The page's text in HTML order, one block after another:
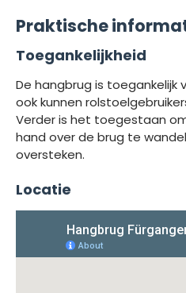
Praktische
Toegankelijkheid
De hangbrug is toegankelijk
ook kunnen
Verder is het toegestaan
hand over de brug te
oversteken.
Locatie